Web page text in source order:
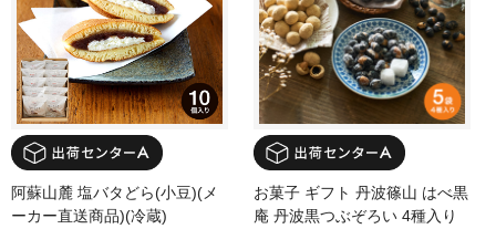
阿蘇山麓 塩バタどら(小豆)(メ
ーカー直送商品)(冷蔵)
お菓子 ギフト 丹波篠山 はべ黒
庵 丹波黒つぶぞろい 4種入り